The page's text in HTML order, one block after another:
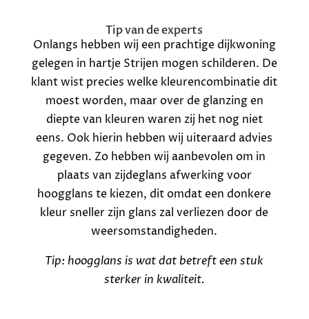
Tip van de experts
Onlangs hebben wij een prachtige dijkwoning
gelegen in hartje Strijen mogen schilderen. De
klant wist precies welke kleurencombinatie dit
moest worden, maar over de glanzing en
diepte van kleuren waren zij het nog niet
eens. Ook hierin hebben wij uiteraard advies
gegeven. Zo hebben wij aanbevolen om in
plaats van zijdeglans afwerking voor
hoogglans te kiezen, dit omdat een donkere
kleur sneller zijn glans zal verliezen door de
weersomstandigheden.
Tip: hoogglans is wat dat betreft een stuk
sterker in kwaliteit.